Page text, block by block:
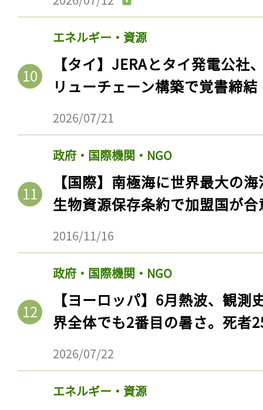
エネルギー・資源
【タイ】JERAとタイ発電公社
リューチェーン構築で覚書締結
2026/07/21
政府・国際機関・NGO
【国際】南極海に世界最大の
生物資源保存条約で加盟国が合
2016/11/16
政府・国際機関・NGO
【ヨーロッパ】6月熱波、観
界全体でも2番目の暑さ。死者
2026/07/22
エネルギー・資源